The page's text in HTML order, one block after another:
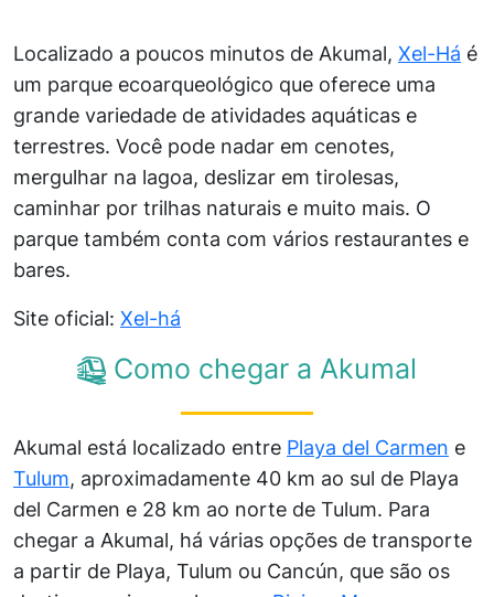
Localizado a poucos minutos de Akumal, Xel-Há é
um parque ecoarqueológico que oferece uma
grande variedade de atividades aquáticas e
terrestres. Você pode nadar em cenotes,
mergulhar na lagoa, deslizar em tirolesas,
caminhar por trilhas naturais e muito mais. O
parque também conta com vários restaurantes e
bares.
Site oficial: Xel-há
Como chegar a Akumal
Akumal está localizado entre Playa del Carmen e
Tulum, aproximadamente 40 km ao sul de Playa
del Carmen e 28 km ao norte de Tulum. Para
chegar a Akumal, há várias opções de transporte
a partir de Playa, Tulum ou Cancún, que são os